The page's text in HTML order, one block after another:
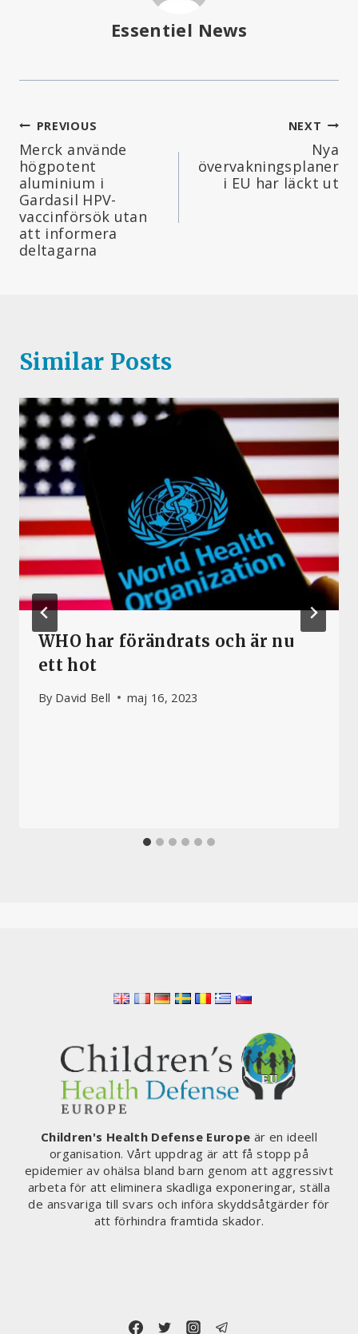
Essentiel News
Inläggsnavigering
PREVIOUS
Merck använde
högpotent
aluminium i
Gardasil HPV-
vaccinförsök utan
att informera
deltagarna
NEXT
Nya
övervakningsplaner
i EU har läckt ut
Similar Posts
WHO har förändrats och är nu
ett hot
By David Bell maj 16, 2023
Children's Health Defense Europe är en ideell
organisation. Vårt uppdrag är att få stopp på
epidemier av ohälsa bland barn genom att aggressivt
arbeta för att eliminera skadliga exponeringar, ställa
de ansvariga till svars och införa skyddsåtgärder för
att förhindra framtida skador.